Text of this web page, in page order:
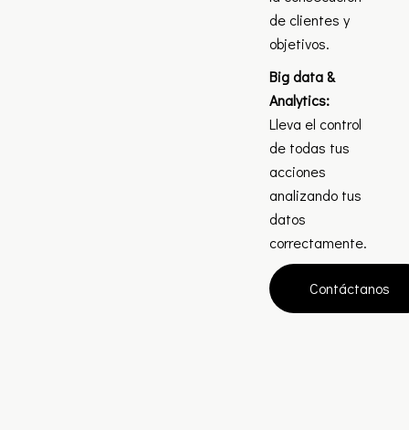
de clientes y
objetivos.
Big data &
Analytics:
Lleva el control
de todas tus
acciones
analizando tus
datos
correctamente.
Contáctanos